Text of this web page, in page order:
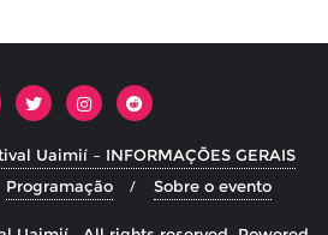
Uaimií – INFORMAÇÕES GERAIS
Programação Sobre o evento